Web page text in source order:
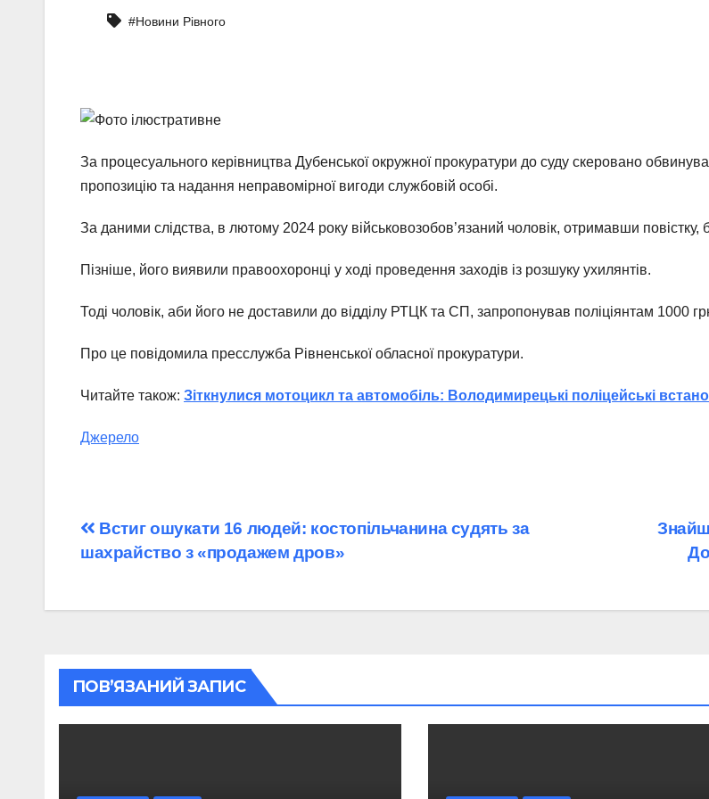
#Новини Рівного
За процесуального керівництва Дубенської окружної прокуратури до суду скеровано
пропозицію та надання неправомірної вигоди службовій особі.
За даними слідства, в лютому 2024 року військовозобов’язаний чоловік, отримавши
Пізніше, його виявили правоохоронці у ході проведення заходів із розшуку ухилянтів.
Тоді чоловік, аби його не доставили до відділу РТЦК та СП, запропонував поліціянтам 1000
Про це повідомила пресслужба Рівненської обласної прокуратури.
Читайте також: Зіткнулися мотоцикл та автомобіль: Володимирецькі поліцейські
Джерело
Навігація
записів
Встиг ошукати 16 людей: костопільчанина судять за
шахрайство з «продажем дров»
ПОВ’ЯЗАНИЙ ЗАПИС